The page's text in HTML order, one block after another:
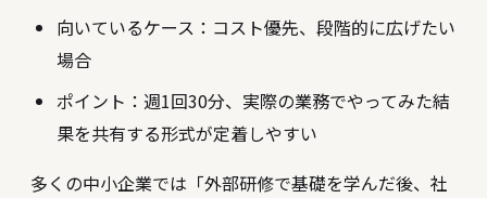
向いているケース：コスト優先、段階的に広げたい
場合
ポイント：週1回30分、実際の業務でやってみた結
果を共有する形式が定着しやすい
多くの中小企業では「外部研修で基礎を学んだ後、社